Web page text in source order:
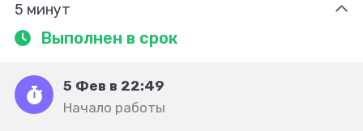
5 минут
Выполнен в срок
5 Фев в 22:49
Начало работы